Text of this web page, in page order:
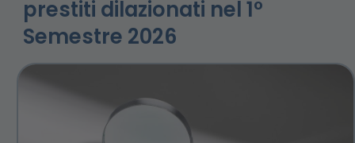
prestiti dilazionati nel 1°
Semestre 2026